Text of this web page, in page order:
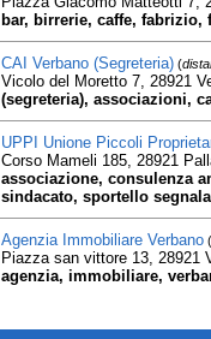
bar, birrerie, caffe, fabrizio,
CAI Verbano (Segreteria)(
Vicolo del Moretto 7, 28921
(segreteria), associazioni,
UPPI Unione Piccoli
Corso Mameli 185, 28921
associazione, consulenza
sindacato, sportello
Agenzia Immobiliare Verbano(
Piazza san vittore 13, 28921
agenzia, immobiliare,